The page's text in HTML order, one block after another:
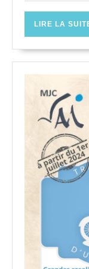
LIRE LA